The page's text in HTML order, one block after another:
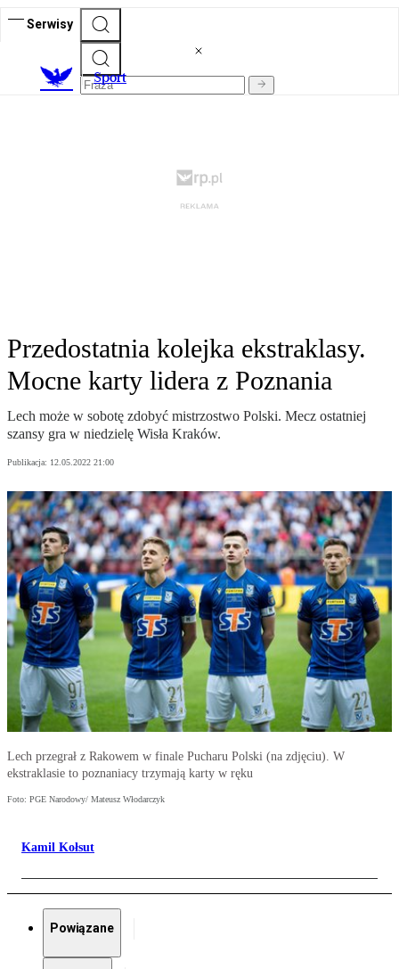
Serwisy
Sport
Przedostatnia kolejka ekstraklasy.
Mocne karty lidera z Poznania
Lech może w sobotę zdobyć mistrzostwo Polski. Mecz ostatniej
szansy gra w niedzielę Wisła Kraków.
Publikacja: 12.05.2022 21:00
Lech przegrał z Rakowem w finale Pucharu Polski (na zdjęciu). W
ekstraklasie to poznaniacy trzymają karty w ręku
Foto: PGE Narodowy/ Mateusz Włodarczyk
Kamil Kołsut
Powiązane